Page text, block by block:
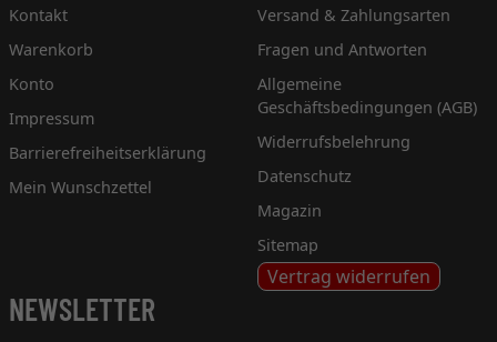
Kontakt
Warenkorb
Konto
Impressum
Barrierefreiheitserklärung
Mein Wunschzettel
Versand & Zahlungsarten
Fragen und Antworten
Allgemeine
Geschäftsbedingungen (AGB)
Widerrufsbelehrung
Datenschutz
Magazin
Sitemap
Vertrag widerrufen
NEWSLETTER